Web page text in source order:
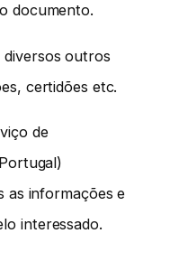
documento.
diversos outros
certidões etc.
de
as informações e
interessado.